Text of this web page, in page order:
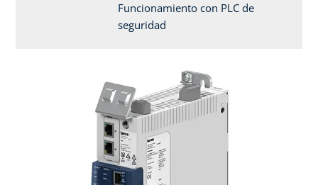
Funcionamiento con PLC de
seguridad